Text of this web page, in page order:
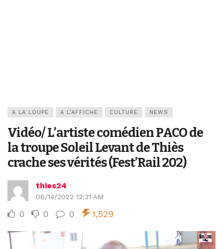
A LA LOUPE A L’AFFICHE CULTURE NEWS
Vidéo/ L’artiste comédien PACO de
la troupe Soleil Levant de Thiès
crache ses vérités (Fest’Rail 202)
thies24
06/14/2022 12:31 AM
0 0 0 1,529